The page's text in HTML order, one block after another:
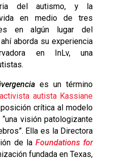
del autismo, y la
en medio de tres
en algún lugar del
aborda su experiencia
en InLv, una
es un término
autista Kassiane
crítica al modelo
visión patologizante
Ella es la Directora
de laFoundations for
fundada en Texas,